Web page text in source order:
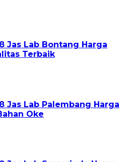
Jas Lab Bontang Harga
Terbaik
Jas Lab Palembang Harga
Oke